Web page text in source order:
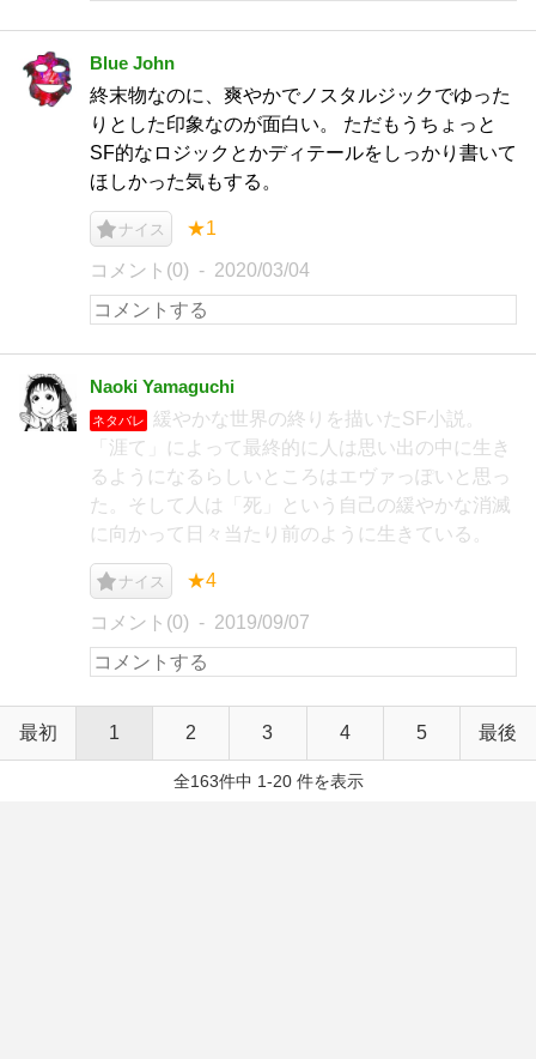
Blue John
終末物なのに、爽やかでノスタルジックでゆった
りとした印象なのが面白い。 ただもうちょっと
SF的なロジックとかディテールをしっかり書いて
ほしかった気もする。
ナイス ★1
コメント(0) 2020/03/04
Naoki Yamaguchi
ネタバレ
緩やかな世界の終りを描いたSF小説。
「涯て」によって最終的に人は思い出の中に生き
るようになるらしいところはエヴァっぽいと思っ
た。そして人は「死」という自己の緩やかな消滅
に向かって日々当たり前のように生きている。
ナイス ★4
コメント(0) 2019/09/07
最初 1 2 3 4 5 最後
全163件中 1-20 件を表示